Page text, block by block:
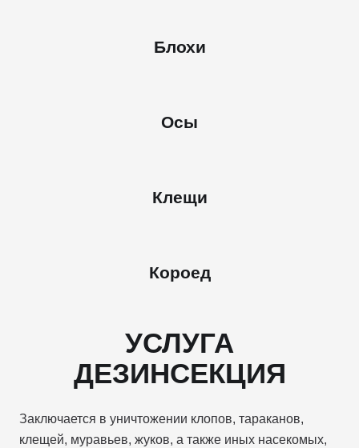
Блохи
Осы
Клещи
Короед
УСЛУГА
ДЕЗИНСЕКЦИЯ
Заключается в уничтожении клопов, тараканов,
клещей, муравьев, жуков, а также иных насекомых,